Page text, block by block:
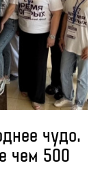
чудо.
чем 500